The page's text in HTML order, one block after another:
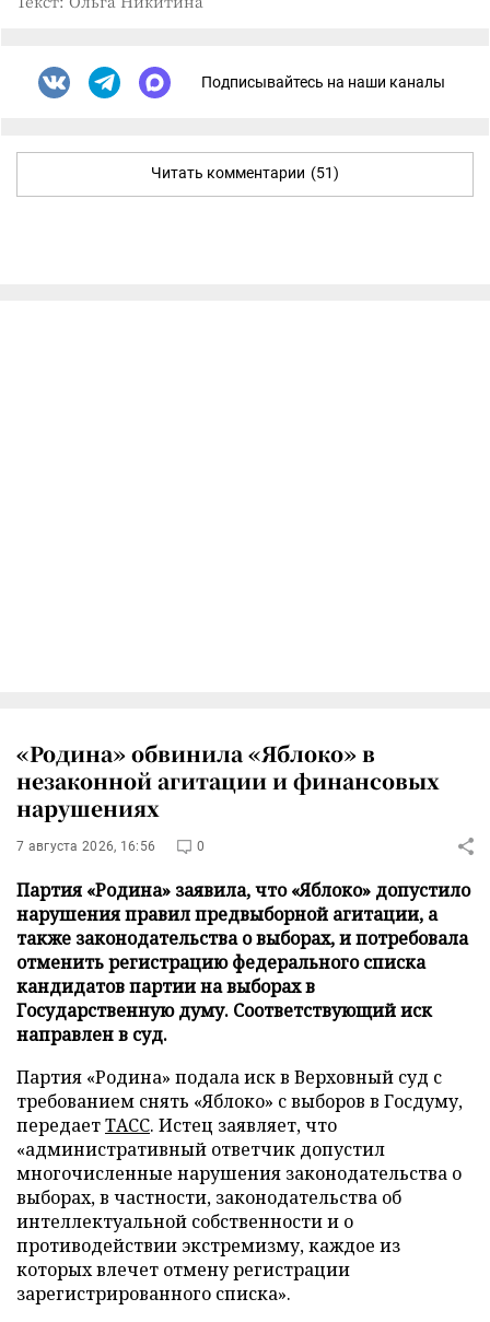
Подписывайтесь на наши каналы
Читать комментарии (51)
«Родина» обвинила «Яблоко» в
незаконной агитации и финансовых
нарушениях
7 августа 2026, 16:56 0
Партия «Родина» заявила, что «Яблоко» допустило
нарушения правил предвыборной агитации, а
также законодательства о выборах, и потребовала
отменить регистрацию федерального списка
кандидатов партии на выборах в
Государственную думу. Соответствующий иск
направлен в суд.
Партия «Родина» подала иск в Верховный суд с
требованием снять «Яблоко» с выборов в Госдуму,
передаетТАСС. Истец заявляет, что
«административный ответчик допустил
многочисленные нарушения законодательства о
выборах, в частности, законодательства об
интеллектуальной собственности и о
противодействии экстремизму, каждое из
которых влечет отмену регистрации
зарегистрированного списка».